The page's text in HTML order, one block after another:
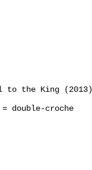
to the King (2013)
double-croche